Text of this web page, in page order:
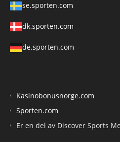
se.sporten.com
dk.sporten.com
de.sporten.com
Kasinobonusnorge.com
Sporten.com
Er en del av Discover Sports